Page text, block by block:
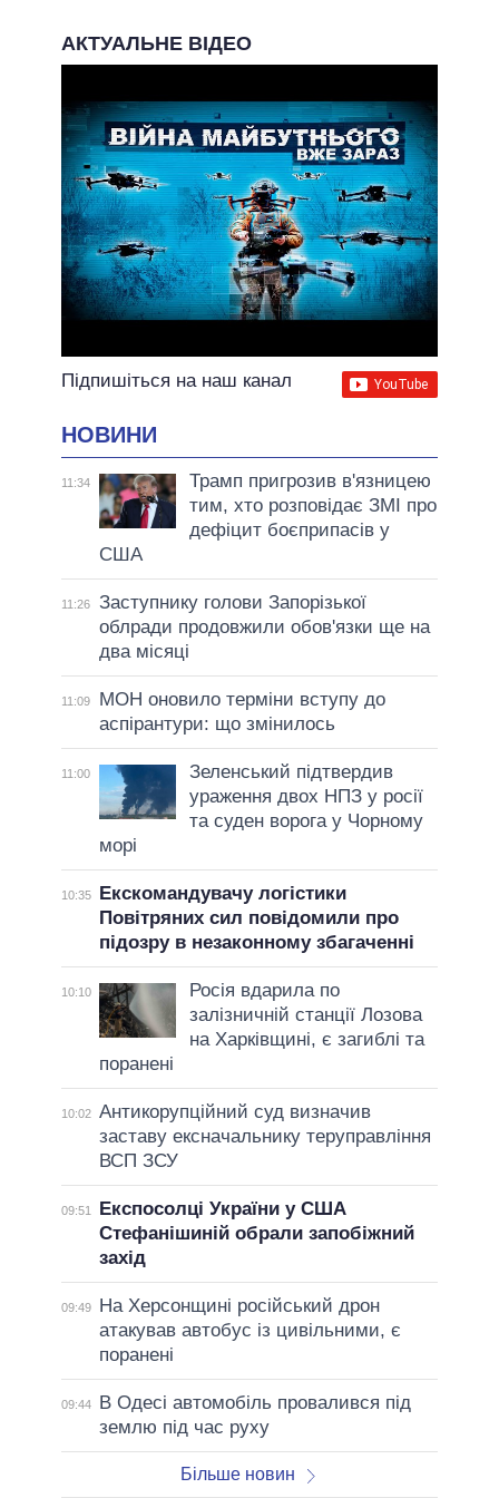
АКТУАЛЬНЕ ВІДЕО
Підпишіться на наш канал
НОВИНИ
11:34
Трамп пригрозив в'язницею
тим, хто розповідає ЗМІ про
дефіцит боєприпасів у
США
11:26
Заступнику голови Запорізької
облради продовжили обов'язки ще на
два місяці
11:09
МОН оновило терміни вступу до
аспірантури: що змінилось
11:00
Зеленський підтвердив
ураження двох НПЗ у росії
та суден ворога у Чорному
морі
10:35
Екскомандувачу логістики
Повітряних сил повідомили про
підозру в незаконному збагаченні
10:10
Росія вдарила по
залізничній станції Лозова
на Харківщині, є загиблі та
поранені
10:02 Антикорупційний суд визначив
заставу ексначальнику теруправління
ВСП ЗСУ
09:51
Експосолці України у США
Стефанішиній обрали запобіжний
захід
09:49
На Херсонщині російський дрон
атакував автобус із цивільними, є
поранені
09:44
В Одесі автомобіль провалився під
землю під час руху
Більше новин